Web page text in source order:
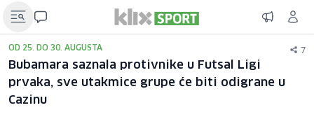
OD 25. DO 30. AUGUSTA 7
Bubamara saznala protivnike u Futsal Ligi
prvaka, sve utakmice grupe će biti odigrane u
Cazinu